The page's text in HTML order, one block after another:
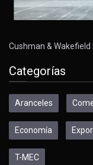
Cushman &
Categorías
Aranceles
Economía
T-MEC